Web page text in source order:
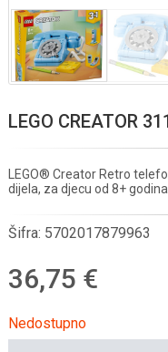
LEGO CREATOR
LEGO® Creator Retro
dijela, za djecu od 8+
Šifra: 5702017879963
36,75 €
Nedostupno